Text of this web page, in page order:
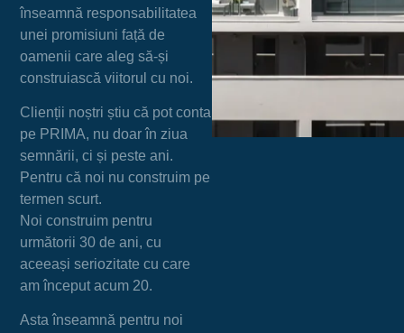
înseamnă responsabilitatea
unei promisiuni față de
oamenii care aleg să-și
construiască viitorul cu noi.
Clienții noștri știu că pot conta
pe PRIMA, nu doar în ziua
semnării, ci și peste ani.
Pentru că noi nu construim pe
termen scurt.
Noi construim pentru
următorii 30 de ani, cu
aceeași seriozitate cu care
am început acum 20.
Asta înseamnă pentru noi